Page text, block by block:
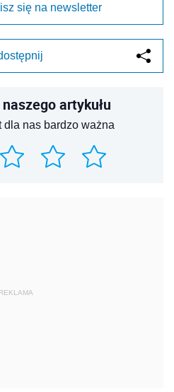
się na newsletter
artykułu
dla nas bardzo ważna
REKLAMA